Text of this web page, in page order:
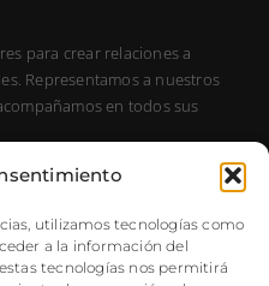
utilizamos tecnologías como
a la información del
tecnologías nos permitirá
para crear relaciones a
Representamos a nuestros
en todos sus